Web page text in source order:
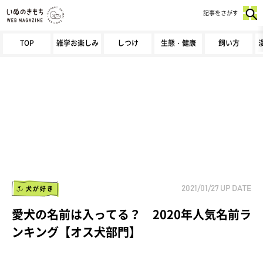
TOP 雑学お楽しみ しつけ 生態・健康 飼い方
記事をさがす
犬が好き 2021/01/27 UP DATE
愛犬の名前は入ってる？ 2020年人気名前ラ
ンキング【オス犬部門】